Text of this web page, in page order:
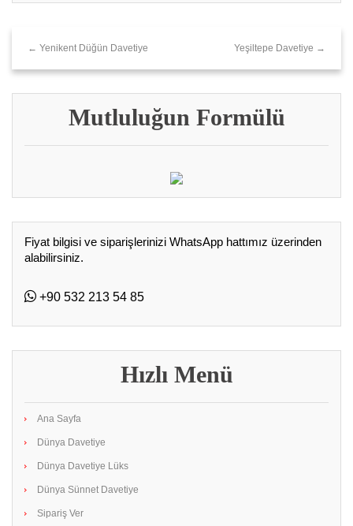
← Yenikent Düğün Davetiye Yeşiltepe Davetiye →
Mutluluğun Formülü
Fiyat bilgisi ve siparişlerinizi WhatsApp hattımız üzerinden
alabilirsiniz.
+90 532 213 54 85
Hızlı Menü
Ana Sayfa
Dünya Davetiye
Dünya Davetiye Lüks
Dünya Sünnet Davetiye
Sipariş Ver